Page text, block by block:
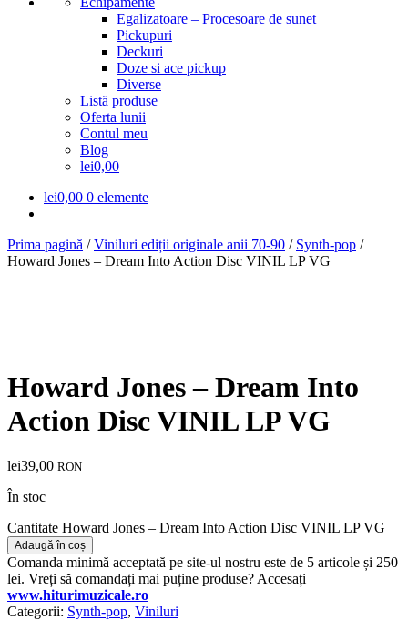
Egalizatoare – Procesoare de sunet
Pickupuri
Deckuri
Doze si ace pickup
Diverse
Listă produse
Oferta lunii
Contul meu
Blog
lei0,00
lei0,00 0 elemente
Prima pagină /Viniluri ediții originale anii 70-90 / Synth-pop /
Howard Jones – Dream Into Action Disc VINIL LP VG
Howard Jones – Dream Into
Action Disc VINIL LP VG
lei39,00 RON
În stoc
Cantitate Howard Jones – Dream Into Action Disc VINIL LP VG
Adaugă în coș
Comanda minimă acceptată pe site-ul nostru este de 5 articole și 250
lei. Vreți să comandați mai puține produse? Accesați
www.hiturimuzicale.ro
Categorii: Synth-pop, Viniluri